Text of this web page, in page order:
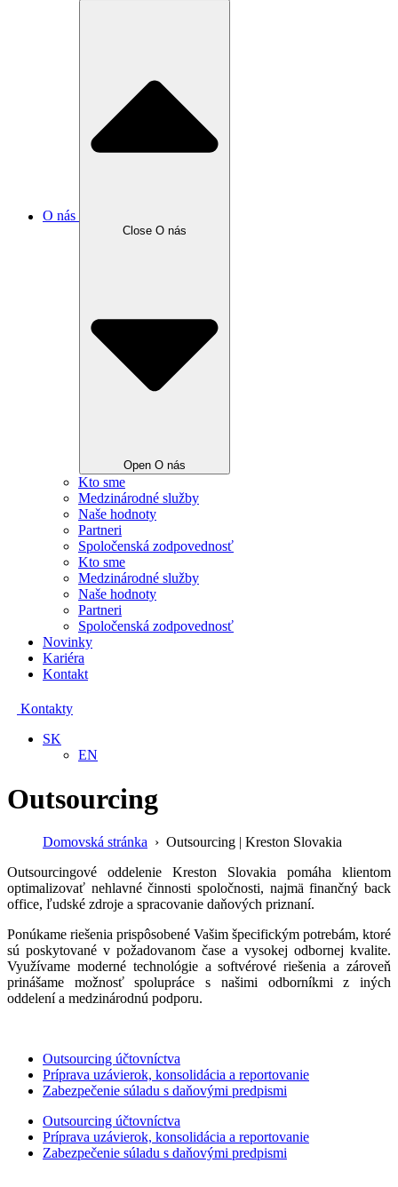
O nás
Close O nás
Open O nás
Kto sme
Medzinárodné služby
Naše hodnoty
Partneri
Spoločenská zodpovednosť
Kto sme
Medzinárodné služby
Naše hodnoty
Partneri
Spoločenská zodpovednosť
Novinky
Kariéra
Kontakt
Kontakty
SK
EN
Outsourcing
Domovská stránka
Outsourcing | Kreston Slovakia
Outsourcingové oddelenie Kreston Slovakia pomáha klientom
optimalizovať nehlavné činnosti spoločnosti, najmä finančný back
office, ľudské zdroje a spracovanie daňových priznaní.
Ponúkame riešenia prispôsobené Vašim špecifickým potrebám, ktoré
sú poskytované v požadovanom čase a vysokej odbornej kvalite.
Využívame moderné technológie a softvérové riešenia a zároveň
prinášame možnosť spolupráce s našimi odborníkmi z iných
oddelení a medzinárodnú podporu.
Outsourcing účtovníctva
Príprava uzávierok, konsolidácia a reportovanie
Zabezpečenie súladu s daňovými predpismi
Outsourcing účtovníctva
Príprava uzávierok, konsolidácia a reportovanie
Zabezpečenie súladu s daňovými predpismi